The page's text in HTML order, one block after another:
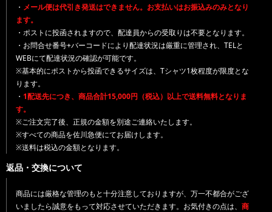
・ メール便は代引き発送はできません。お支払いはお振込みのみとなり
ます。
・ポストに投函されますので、配達員からの受取りは不要となります。
・お問合せ番号+バーコードにより配達状況は厳重に管理され、TELと
WEBにて配達状況の確認が可能です。
※基本的にポストから投函できるサイズは、Tシャツ1枚程度が限度とな
ります。
・ 1配送先につき、商品合計15,000円（税込）以上で送料無料となりま
す。
※ご注文完了後、正規の金額を別途ご連絡いたします。
※すべての商品を佐川急便にてお届けします。
※送料は税込の金額となります。
返品・交換について
商品には厳格な管理のもと十分注意しておりますが、万一不都合がござ
いましたら誠意をもって対応させていただきます。お気付きの点は、 商